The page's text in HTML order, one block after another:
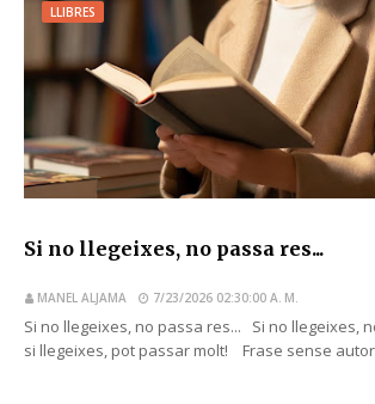
LLIBRES
Si no llegeixes, no passa res...
MANEL ALJAMA 7/23/2026 02:30:00 A. M.
Si no llegeixes, no passa res... Si no llegeixes,
si llegeixes, pot passar molt! Frase sense autor